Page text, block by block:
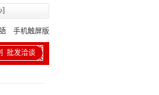
]
手机触屏版
批发洽谈